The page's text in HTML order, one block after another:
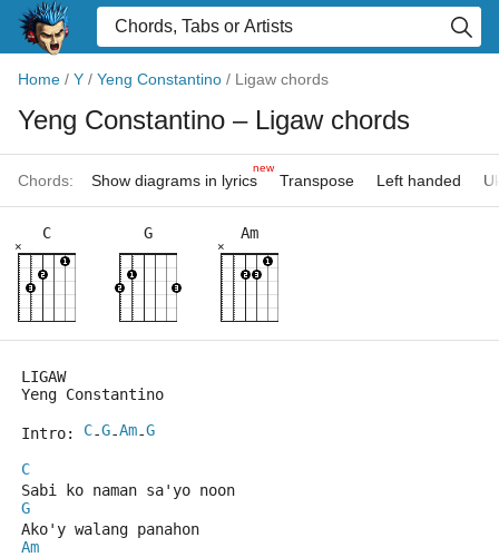
Home / Y / Yeng Constantino / Ligaw chords
Yeng Constantino – Ligaw chords
Chords: Show diagrams in lyrics
new
Transpose Left handed
C
×
G Am
×
LIGAW
Yeng Constantino
Intro: C-G-Am-G
C
Sabi ko naman sa'yo noon
G
Ako'y walang panahon
Am